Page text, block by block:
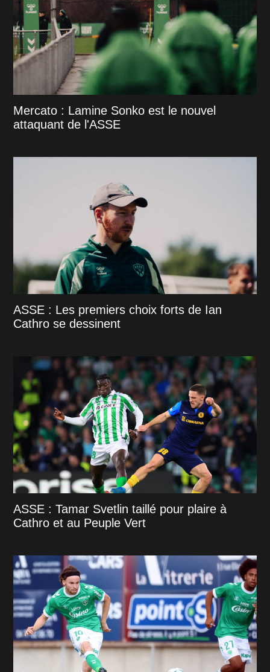
Mercato : Lamine Sonko est le nouvel
attaquant de l'ASSE
ASSE : Les premiers choix forts de Ian
Cathro se dessinent
ASSE : Tamar Svetlin taillé pour plaire à
Cathro et au Peuple Vert